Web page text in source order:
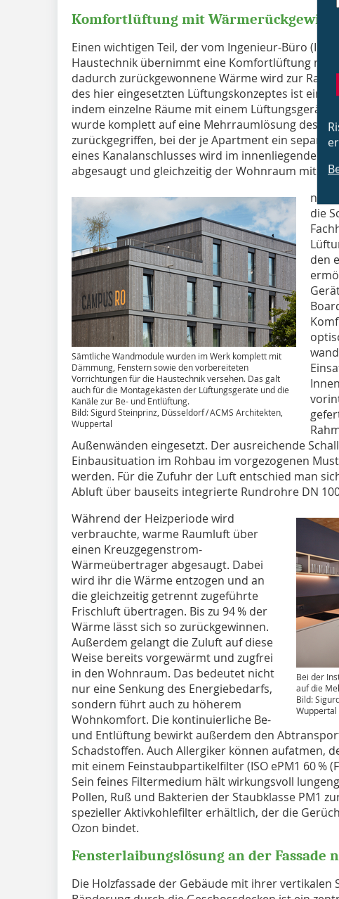
Komfortlüftung mit
Einen wichtigen Teil, der vom Ingenieur-Büro (IB)
Haustechnik übernimmt eine Komfortlüftung mit
dadurch zurückgewonnene Wärme wird zur
des hier eingesetzten Lüftungskonzeptes ist ein
indem einzelne Räume mit einem Lüftungsgerät
wurde komplett auf eine Mehrraumlösung des
zurückgegriffen, bei der je Apartment ein
eines Kanalanschlusses wird im innenliegenden
abgesaugt und gleichzeitig der Wohnraum mit
Sämtliche Wandmodule wurden im Werk komplett mit
Dämmung, Fenstern sowie den vorbereiteten
Vorrichtungen für die Haustechnik versehen. Das galt
auch für die Montagekästen der Lüftungsgeräte und die
Kanäle zur Be- und Entlüftung.
Bild: Sigurd Steinprinz, Düsseldorf / ACMS Architekten,
Wuppertal
n
die
den
Außenwänden eingesetzt. Der ausreichende
Einbausituation im Rohbau im vorgezogenen
werden. Für die Zufuhr der Luft entschied man
Abluft über bauseits integrierte Rundrohre DN
Bei der
auf die
Bild:
Wuppertal
Während der Heizperiode wird
verbrauchte, warme Raumluft über
einen Kreuzgegenstrom-
Wärmeübertrager abgesaugt. Dabei
wird ihr die Wärme entzogen und an
die gleichzeitig getrennt zugeführte
Frischluft übertragen. Bis zu 94 % der
Wärme lässt sich so zurückgewinnen.
Außerdem gelangt die Zuluft auf diese
Weise bereits vorgewärmt und zugfrei
in den Wohnraum. Das bedeutet nicht
nur eine Senkung des Energiebedarfs,
sondern führt auch zu höherem
Wohnkomfort. Die kontinuierliche Be-
und Entlüftung bewirkt außerdem den
Schadstoffen. Auch Allergiker können aufatmen,
mit einem Feinstaubpartikelfilter (ISO ePM1 60 %
Sein feines Filtermedium hält wirkungsvoll
Pollen, Ruß und Bakterien der Staubklasse PM1
spezieller Aktivkohlefilter erhältlich, der die
Ozon bindet.
Fensterlaibungslösung an der ­Fassade
Die Holzfassade der Gebäude mit ihrer